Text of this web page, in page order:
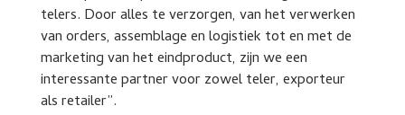
telers. Door alles te verzorgen, van het verwerken
van orders, assemblage en logistiek tot en met de
marketing van het eindproduct, zijn we een
interessante partner voor zowel teler, exporteur
als retailer”.